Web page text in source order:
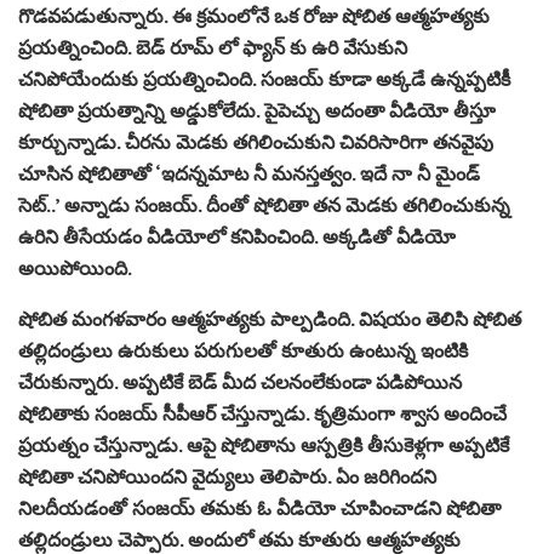
గొడవపడుతున్నారు. ఈ క్రమంలోనే ఒక రోజు షోబిత ఆత్మహత్యకు
ప్రయత్నించింది. బెడ్ రూమ్ లో ఫ్యాన్ కు ఉరి వేసుకుని
చనిపోయేందుకు ప్రయత్నించింది. సంజయ్ కూడా అక్కడే ఉన్నప్పటికీ
షోబితా ప్రయత్నాన్ని అడ్డుకోలేదు. పైపెచ్చు అదంతా వీడియో తీస్తూ
కూర్చున్నాడు. చీరను మెడకు తగిలించుకుని చివరిసారిగా తనవైపు
చూసిన షోబితాతో ‘ఇదన్నమాట నీ మనస్తత్వం. ఇదే నా నీ మైండ్
సెట్..’ అన్నాడు సంజయ్. దీంతో షోబితా తన మెడకు తగిలించుకున్న
ఉరిని తీసేయడం వీడియోలో కనిపించింది. అక్కడితో వీడియో
అయిపోయింది.
షోబిత మంగళవారం ఆత్మహత్యకు పాల్పడింది. విషయం తెలిసి షోబిత
తల్లిదండ్రులు ఉరుకులు పరుగులతో కూతురు ఉంటున్న ఇంటికి
చేరుకున్నారు. అప్పటికే బెడ్ మీద చలనంలేకుండా పడిపోయిన
షోబితాకు సంజయ్ సీపీఆర్ చేస్తున్నాడు. కృత్రిమంగా శ్వాస అందించే
ప్రయత్నం చేస్తున్నాడు. ఆపై షోబితాను ఆస్పత్రికి తీసుకెళ్లగా అప్పటికే
షోబితా చనిపోయిందని వైద్యులు తెలిపారు. ఏం జరిగిందని
నిలదీయడంతో సంజయ్ తమకు ఓ వీడియో చూపించాడని షోబితా
తల్లిదండ్రులు చెప్పారు. అందులో తమ కూతురు ఆత్మహత్యకు